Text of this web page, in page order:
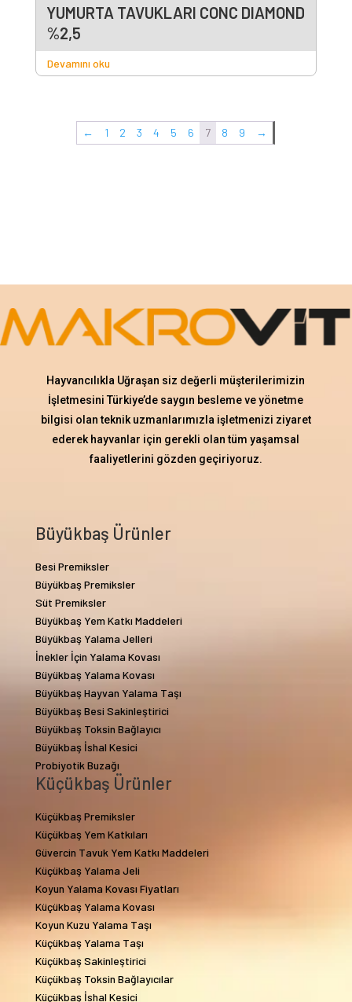
YUMURTA TAVUKLARI CONC DIAMOND
%2,5
Devamını oku
← 1 2 3 4 5 6 7 8 9 →
Hayvancılıkla Uğraşan siz değerli müşterilerimizin
İşletmesini Türkiye’de saygın besleme ve yönetme
bilgisi olan teknik uzmanlarımızla işletmenizi ziyaret
ederek hayvanlar için gerekli olan tüm yaşamsal
faaliyetlerini gözden geçiriyoruz.
Büyükbaş Ürünler
Besi Premiksler
Büyükbaş Premiksler
Süt Premiksler
Büyükbaş Yem Katkı Maddeleri
Büyükbaş Yalama Jelleri
İnekler İçin Yalama Kovası
Büyükbaş Yalama Kovası
Büyükbaş Hayvan Yalama Taşı
Büyükbaş Besi Sakinleştirici
Büyükbaş Toksin Bağlayıcı
Büyükbaş İshal Kesici
Probiyotik Buzağı
Küçükbaş Ürünler
Küçükbaş Premiksler
Küçükbaş Yem Katkıları
Güvercin Tavuk Yem Katkı Maddeleri
Küçükbaş Yalama Jeli
Koyun Yalama Kovası Fiyatları
Küçükbaş Yalama Kovası
Koyun Kuzu Yalama Taşı
Küçükbaş Yalama Taşı
Küçükbaş Sakinleştirici
Küçükbaş Toksin Bağlayıcılar
Küçükbaş İshal Kesici